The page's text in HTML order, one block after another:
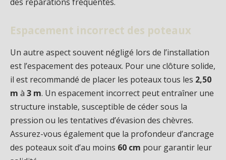
Espacement incorrect des poteaux
Un autre aspect souvent négligé lors de l’installation
est l’espacement des poteaux. Pour une clôture solide,
il est recommandé de placer les poteaux tous les 2,50
m à 3 m. Un espacement incorrect peut entraîner une
structure instable, susceptible de céder sous la
pression ou les tentatives d’évasion des chèvres.
Assurez-vous également que la profondeur d’ancrage
des poteaux soit d’au moins 60 cm pour garantir leur